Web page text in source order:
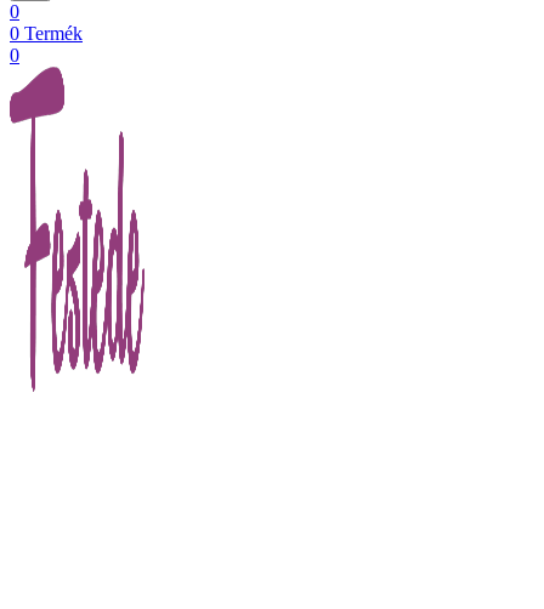
0
0 Termék
0